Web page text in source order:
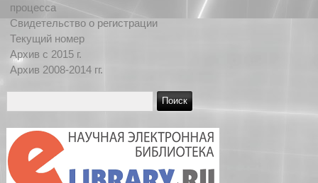
процесса
Свидетельство о регистрации
Текущий номер
Архив c 2015 г.
Архив 2008-2014 гг.